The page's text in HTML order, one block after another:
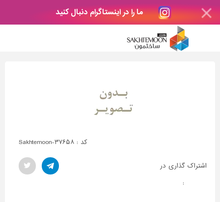
ما را در اینستاگرام دنبال کنید
کد : Sakhtemoon-۳۷۶۵۸
اشتراک گذاری در
: